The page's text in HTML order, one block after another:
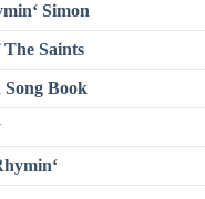
Simon
Saints
Song Book